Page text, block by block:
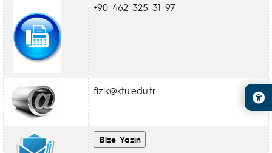
+90 462 325 31 97
fizik@ktu.edu.tr